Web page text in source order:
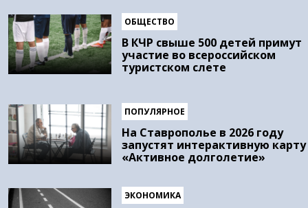
ОБЩЕСТВО
В КЧР свыше 500 детей примут
участие во всероссийском
туристском слете
ПОПУЛЯРНОЕ
На Ставрополье в 2026 году
запустят интерактивную карту
«Активное долголетие»
ЭКОНОМИКА